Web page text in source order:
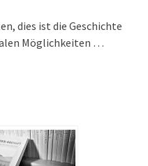
dies ist die Geschichte
Möglichkeiten …